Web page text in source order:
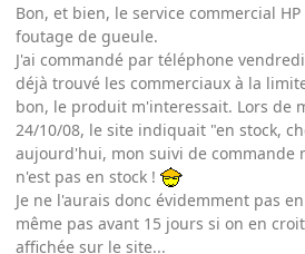
Bon, et bien, le service commercial
foutage de gueule.
J'ai commandé par téléphone vendredi
déjà trouvé les commerciaux à la
bon, le produit m'interessait. Lors de
24/10/08, le site indiquait "en stock,
aujourd'hui, mon suivi de commande
n'est pas en stock !
Je ne l'aurais donc évidemment pas
même pas avant 15 jours si on en
affichée sur le site...